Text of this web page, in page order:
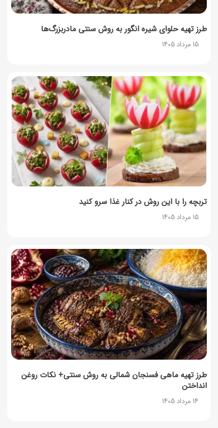
طرز تهیه حلوای شیره انگور به روش سنتی مادربزرگ‌ها
15 مرداد 1405
تربچه را با این روش در کنار غذا سرو کنید
15 مرداد 1405
طرز تهیه ماهی فسنجان شمالی به روش سنتی+ نکات روغن
انداختن
14 مرداد 1405
طرز تهیه پنکیک با شیره انگور؛ صبحانه‌ای سالم و انرژی‌بخش
14 مرداد 1405
طرز تهیه پش ملبا (پیچ ملبا)؛ دسر کلاسیک هلو و بستنی
13 مرداد 1405
طرز تهیه حلوای بحرینی؛ دسر سنتی خاورمیانه‌ای
13 مرداد 1405